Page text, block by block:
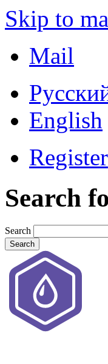
Skip to
Mail
English
Register
Search
Search